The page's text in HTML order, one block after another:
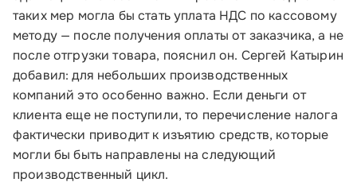
таких мер могла бы стать уплата НДС по кассовому
методу — после получения оплаты от заказчика, а не
после отгрузки товара, пояснил он. Сергей Катырин
добавил: для небольших производственных
компаний это особенно важно. Если деньги от
клиента еще не поступили, то перечисление налога
фактически приводит к изъятию средств, которые
могли бы быть направлены на следующий
производственный цикл.